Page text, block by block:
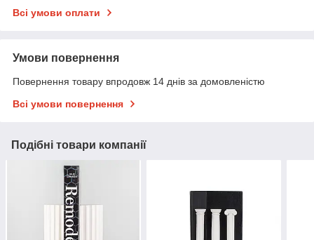
Всі умови оплати
Умови повернення
Повернення товару впродовж 14 днів за домовленістю
Всі умови повернення
Подібні товари компанії